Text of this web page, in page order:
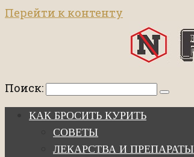
Перейти к контенту
Поиск:
КАК БРОСИТЬ КУРИТЬ
СОВЕТЫ
ЛЕКАРСТВА И ПРЕПАРАТЫ